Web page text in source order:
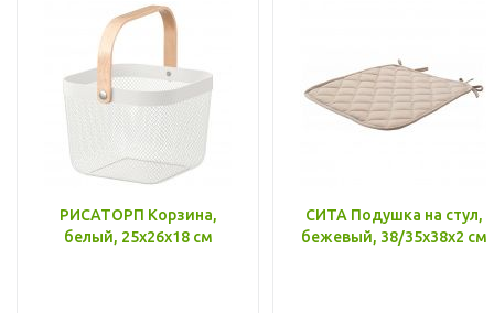
РИСАТОРП Корзина,
белый, 25x26x18 см
СИТА Подушка на стул,
бежевый, 38/35x38x2 см